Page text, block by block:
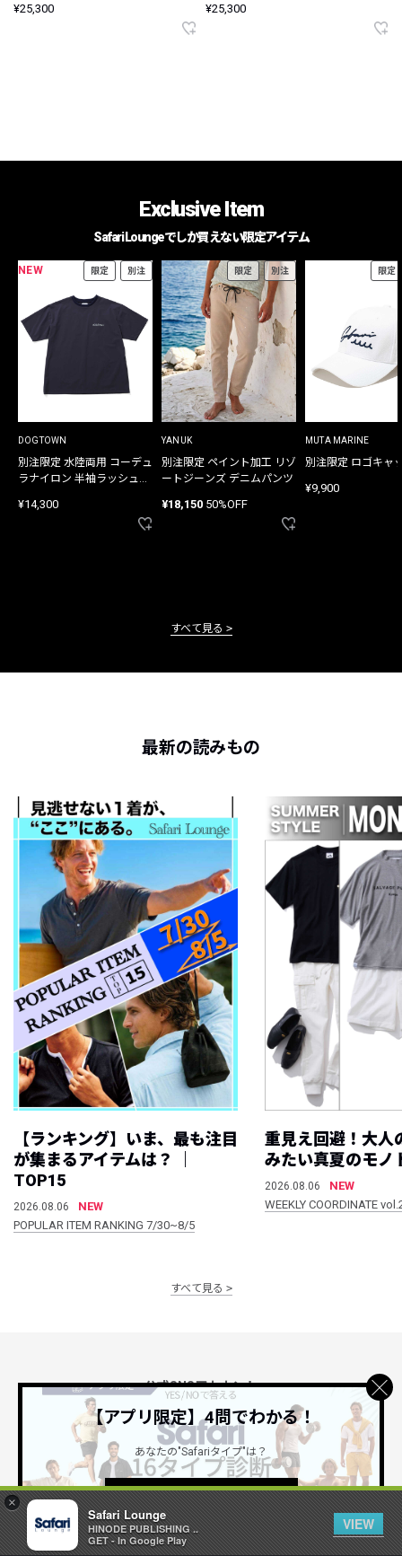
×
Safari Lounge
HINODE PUBLISHING ..
GET - In Google Play
VIEW
¥25,300 ¥25,300
Exclusive Item
Safari Loungeでしか買えない限定アイテム
NEW 限定 別注
DOGTOWN
別注限定 水陸両用 コーデュ
ラナイロン 半袖ラッシュガ
¥14,300
限定 別注
YANUK
別注限定 ペイント加工 リゾ
ートジーンズ デニムパンツ
¥18,150 50%OFF
限定
MUTA MARINE
別注限定 ロゴキャ
¥9,900
すべて見る
最新の読みもの
【ランキング】いま、最も注目
が集まるアイテムは？ ｜
TOP15
2026.08.06
NEW
POPULAR ITEM RANKING 7/30~8/5
重見え回避！大人
みたい真夏のモノ
2026.08.06
NEW
WEEKLY COORDINATE
すべて見る
公式SNSアカウント
Safari Lounge アプリ
限定の機能もあるアプリでサクサクお買い物
【アプリ限定】4問でわかる！
あなたの"Safariタイプ"は？
詳しくはこちら ＞